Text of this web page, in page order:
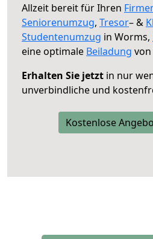
Allzeit bereit für Ihren
Seniorenumzug, Tresor– &
Studentenumzug in Worms,
eine optimale Beiladung von
Erhalten Sie jetzt in nur
unverbindliche und
Kostenlose